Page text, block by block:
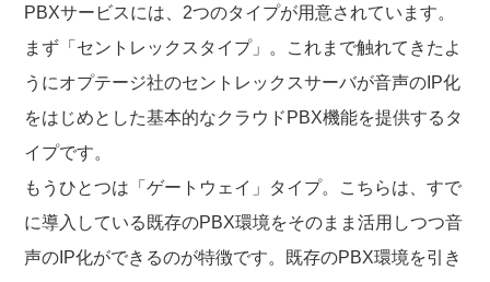
PBXサービスには、2つのタイプが用意されています。
まず「セントレックスタイプ」。これまで触れてきたよ
うにオプテージ社のセントレックスサーバが音声のIP化
をはじめとした基本的なクラウドPBX機能を提供するタ
イプです。
もうひとつは「ゲートウェイ」タイプ。こちらは、すで
に導入している既存のPBX環境をそのまま活用しつつ音
声のIP化ができるのが特徴です。既存のPBX環境を引き